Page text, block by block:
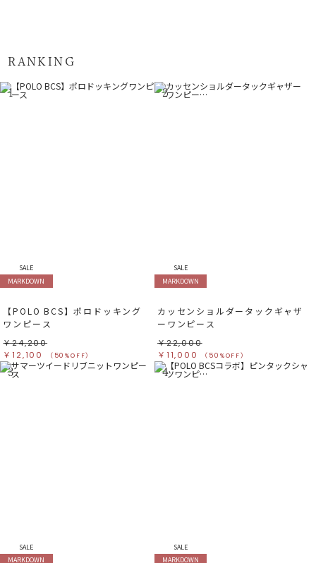
RANKING
1
SALE
MARKDOWN
【POLO BCS】ポロドッキング
ワンピース
￥24,200
￥12,100
（50%OFF）
2
SALE
MARKDOWN
カッセンショルダータックギャザ
ーワンピース
￥22,000
￥11,000
（50%OFF）
3
SALE
MARKDOWN
4
SALE
MARKDOWN